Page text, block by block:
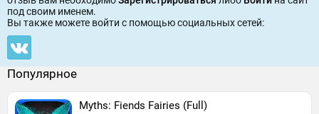
под своим именем.
Вы также можете войти c помощью социальных сетей:
Популярное
Myths: Fiends Fairies (Full)